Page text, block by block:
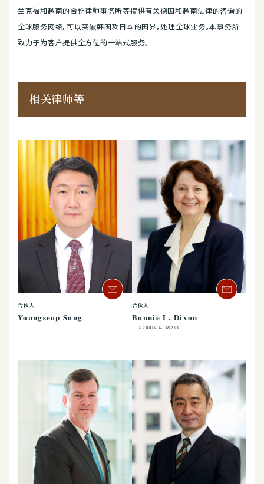
兰克福和越南的合作律师事务所等提供有关德国和越南法律的咨询的
全球服务网络，可以突破韩国及日本的国界，处理全球业务。本事务所
致力于为客户提供全方位的一站式服务。
相关律师等
合伙人
Youngseop Song
合伙人
Bonnie L. Dixon
Bonnie L. Dixon